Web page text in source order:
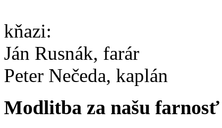
kňazi:
Ján Rusnák, farár
Peter Nečeda, kaplán
Modlitba za našu farnosť